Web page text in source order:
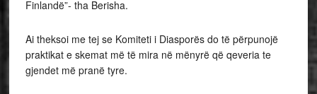
Finlandë”- tha Berisha.
Ai theksoi me tej se Komiteti i Diasporës do të përpunojë
praktikat e skemat më të mira në mënyrë që qeveria te
gjendet më pranë tyre.